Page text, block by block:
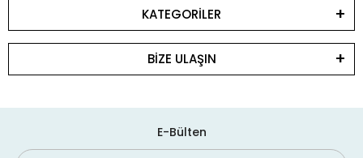
KATEGORİLER
BİZE ULAŞIN
E-Bülten